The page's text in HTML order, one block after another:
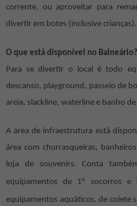
corrente, ouaproveitar para
divertir em botes (inclusive crianças).
O que está disponível no Balneário?
Para se divertir o local é todo
descanso, playground, passeio de
areia, slackline, waterline e banho
A área de infraestrutura está
área com churrasqueiras,
loja de souvenirs.Conta
equipamentos de 1° socorros e
equipamentos aquáticos, de colete